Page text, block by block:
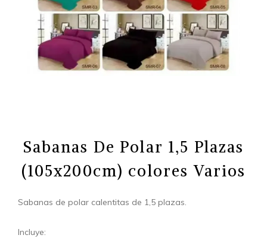
Sabanas De Polar 1,5 Plazas
(105x200cm) colores Varios
Sabanas de polar calentitas de 1,5 plazas.
Incluye: